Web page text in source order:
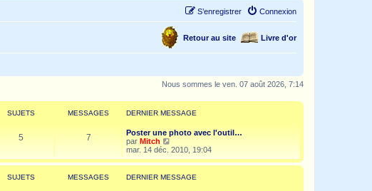
Connexion
S’enregistrer
Livre d'or
Retour au site
Nous sommes le ven. 07 août 2026, 7:14
SUJETS MESSAGES DERNIER MESSAGE
5 7
Poster une photo avec l'outil…
par Mitch
o
i
r
l
mar. 14 déc. 2010, 19:04
SUJETS MESSAGES DERNIER MESSAGE